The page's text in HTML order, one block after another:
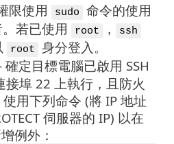
限使用 sudo
命令的使用
若已使用 root ， ssh
root 身分登入。
定目標電腦已啟用 SSH
埠 22 上執行，且防火
用下列命令 (將 IP 地址
伺服器的 IP) 以在
例外：